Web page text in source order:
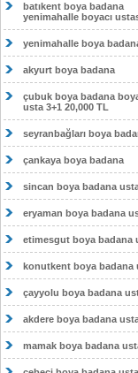
batıkent boya badana
yenimahalle boyacı
yenimahalle boya
akyurt boya badana
çubuk boya badana
usta 3+1 20,000 TL
seyranbağları boya
çankaya boya badana
sincan boya badana
eryaman boya badana
etimesgut boya badana
konutkent boya badana
çayyolu boya badana
akdere boya badana
mamak boya badana